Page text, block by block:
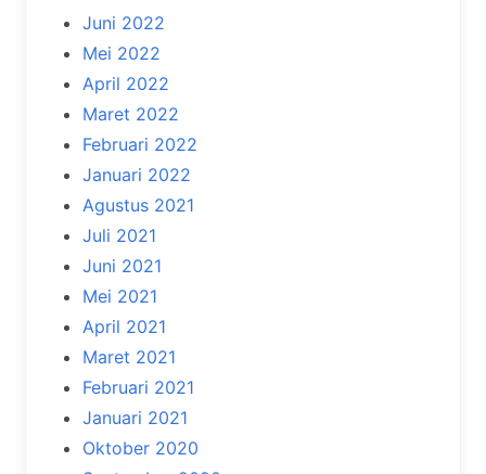
Juni 2022
Mei 2022
April 2022
Maret 2022
Februari 2022
Januari 2022
Agustus 2021
Juli 2021
Juni 2021
Mei 2021
April 2021
Maret 2021
Februari 2021
Januari 2021
Oktober 2020